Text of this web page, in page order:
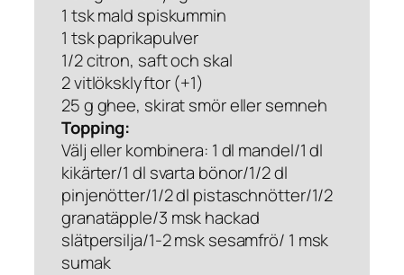
1 tsk mald spiskummin
1 tsk paprikapulver
1/2 citron, saft och skal
2 vitlöksklyftor (+1)
25 g ghee, skirat smör eller semneh
Topping:
Välj eller kombinera: 1 dl mandel/1 dl
kikärter/1 dl svarta bönor/1/2 dl
pinjenötter/1/2 dl pistaschnötter/1/2
granatäpple/3 msk hackad
slätpersilja/1-2 msk sesamfrö/ 1 msk
sumak